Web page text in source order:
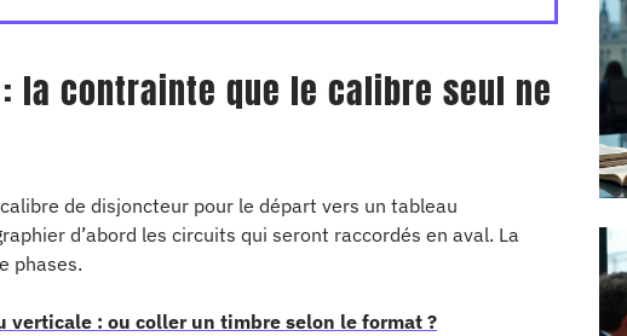
la contrainte que le calibre seul ne
de disjoncteur pour le départ vers un tableau
d’abord les circuits qui seront raccordés en aval. La
phases.
verticale : ou coller un timbre selon le format ?